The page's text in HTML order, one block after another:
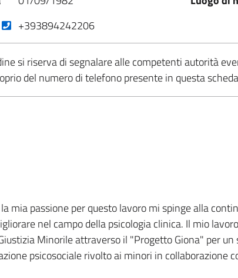
(nuova scheda - new tab)
+393894242206
si riserva di segnalare alle competenti autorità
del numero di telefono presente in questa
mia passione per questo lavoro mi spinge alla
nel campo della psicologia clinica. Il mio
Minorile attraverso il "Progetto Giona" per
psicosociale rivolto ai minori in collaborazione